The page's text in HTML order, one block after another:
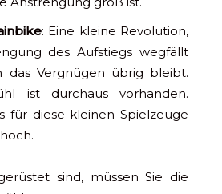
: Eine kleine Revolution,
des Aufstiegs wegfällt
das Vergnügen übrig bleibt.
ist durchaus vorhanden.
für diese kleinen Spielzeuge
sind, müssen Sie die